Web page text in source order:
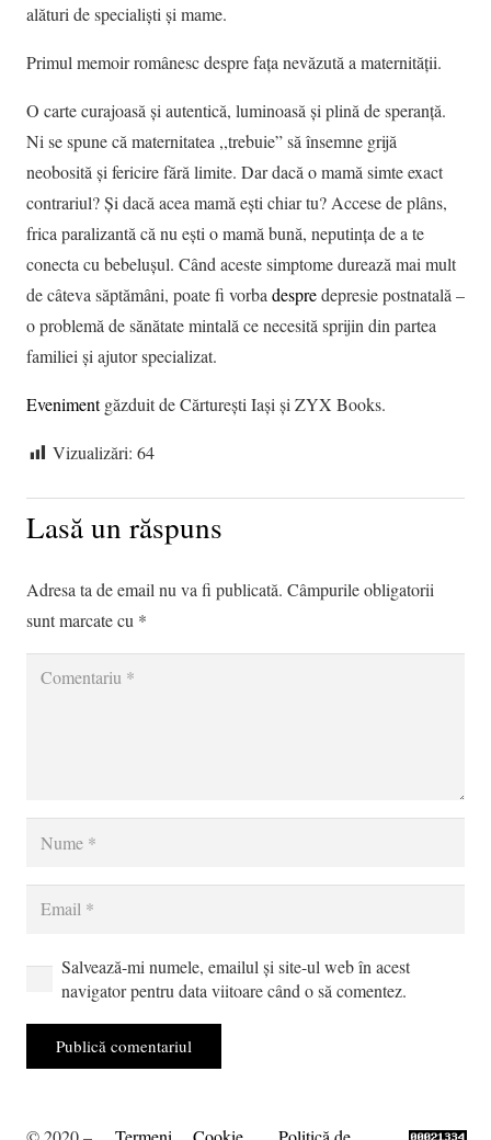
alături de specialiști și mame.
Primul memoir românesc despre fața nevăzută a maternității.
O carte curajoasă și autentică, luminoasă și plină de speranță.
Ni se spune că maternitatea ,,trebuie” să însemne grijă
neobosită și fericire fără limite. Dar dacă o mamă simte exact
contrariul? Și dacă acea mamă ești chiar tu? Accese de plâns,
frica paralizantă că nu ești o mamă bună, neputința de a te
conecta cu bebelușul. Când aceste simptome durează mai mult
de câteva săptămâni, poate fi vorba despredepresie postnatală –
o problemă de sănătate mintală ce necesită sprijin din partea
familiei și ajutor specializat.
Evenimentgăzduit de Cărturești Iași şi ZYX Books.
Vizualizări: 64
Lasă un răspuns
Adresa ta de email nu va fi publicată. Câmpurile obligatorii
sunt marcate cu *
Salvează-mi numele, emailul și site-ul web în acest
navigator pentru data viitoare când o să comentez.
Publică comentariul